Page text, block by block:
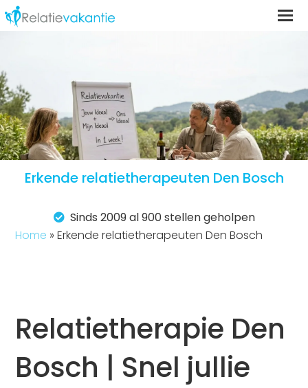
Erkende relatietherapeuten Den Bosch
Sinds 2009 al 900 stellen geholpen
Home »Erkende relatietherapeuten Den Bosch
Relatietherapie Den
Bosch | Snel jullie